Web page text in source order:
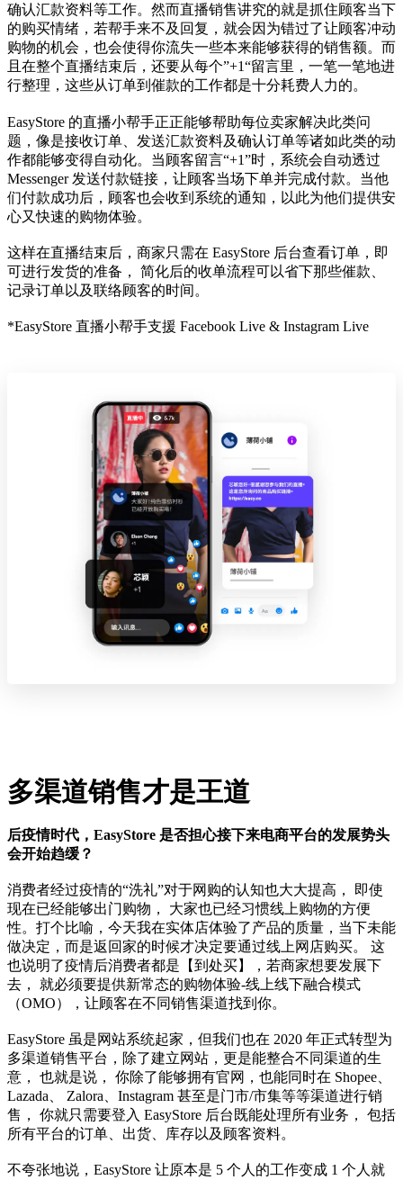
确认汇款资料等工作。然而直播销售讲究的就是抓住顾客当下
的购买情绪，若帮手来不及回复，就会因为错过了让顾客冲动
购物的机会，也会使得你流失一些本来能够获得的销售额。而
且在整个直播结束后，还要从每个”+1“留言里，一笔一笔地进
行整理，这些从订单到催款的工作都是十分耗费人力的。
EasyStore 的直播小帮手正正能够帮助每位卖家解决此类问
题，像是接收订单、发送汇款资料及确认订单等诸如此类的动
作都能够变得自动化。当顾客留言“+1”时，系统会自动透过
Messenger 发送付款链接，让顾客当场下单并完成付款。当他
们付款成功后，顾客也会收到系统的通知，以此为他们提供安
心又快速的购物体验。
这样在直播结束后，商家只需在 EasyStore 后台查看订单，即
可进行发货的准备， 简化后的收单流程可以省下那些催款、
记录订单以及联络顾客的时间。
*EasyStore 直播小帮手支援 Facebook Live & Instagram Live
多渠道销售才是王道
后疫情时代，EasyStore 是否担心接下来电商平台的发展势头
会开始趋缓？
消费者经过疫情的“洗礼”对于网购的认知也大大提高， 即使
现在已经能够出门购物， 大家也已经习惯线上购物的方便
性。打个比喻，今天我在实体店体验了产品的质量，当下未能
做决定，而是返回家的时候才决定要通过线上网店购买。 这
也说明了疫情后消费者都是【到处买】，若商家想要发展下
去， 就必须要提供新常态的购物体验-线上线下融合模式
（OMO），让顾客在不同销售渠道找到你。
EasyStore 虽是网站系统起家，但我们也在 2020 年正式转型为
多渠道销售平台，除了建立网站，更是能整合不同渠道的生
意， 也就是说， 你除了能够拥有官网，也能同时在 Shopee、
Lazada、 Zalora、Instagram 甚至是门市/市集等等渠道进行销
售， 你就只需要登入 EasyStore 后台既能处理所有业务， 包括
所有平台的订单、出货、库存以及顾客资料。
不夸张地说，EasyStore 让原本是 5 个人的工作变成 1 个人就